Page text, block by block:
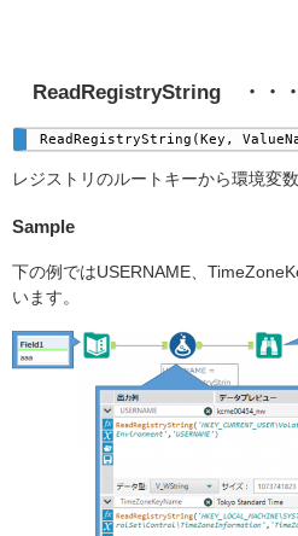
ReadRegistryString・・・
ReadRegistryString(Key,
レジストリのルートキーから環境変
Sample
下の例ではUSERNAME、
います。